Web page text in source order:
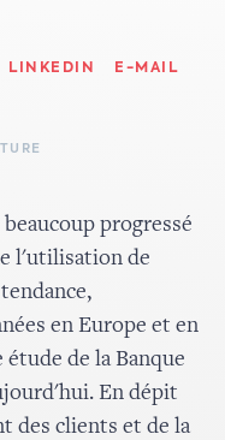
LINKEDIN E-MAIL
progressé
l'utilisation de
en Europe et en
de la Banque
En dépit
des clients et de la